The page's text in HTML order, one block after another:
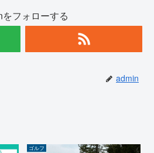
フォローする
admin
ゴルフ